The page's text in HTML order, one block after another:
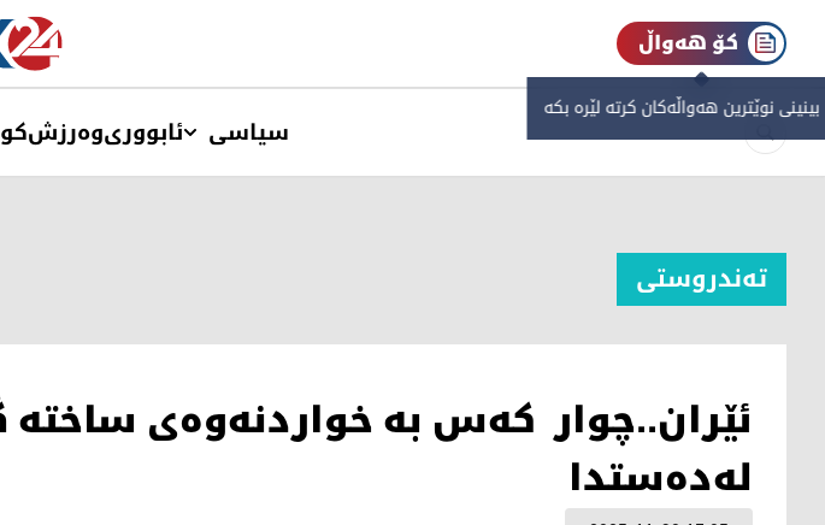
کۆ هەواڵ
نوێترین هەواڵەکان کرتە لێرە بکە
سیاسی ئابووریوەرزش
تەندروستی
ئێران..چوار کەس بە خواردنەوەی ساختە
لەدەستدا